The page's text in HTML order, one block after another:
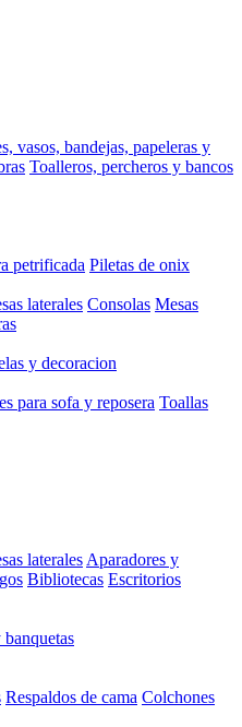
vasos, bandejas, papeleras y
Toalleros, percheros y bancos
petrificada Piletas de onix
laterales Consolas Mesas
y decoracion
para sofa y reposera Toallas
laterales Aparadores y
Bibliotecas Escritorios
Respaldos de cama Colchones